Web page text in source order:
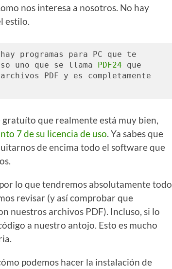
nos interesa a nosotros. No hay
estilo.
programas para PC que te
uno que se llama
PDF24 que
PDF y es completamente
que realmente está muy bien,
7 de su licencia de uso. Ya sabes que
de encima todo el software que
lo que tendremos absolutamente todo
revisar (y así comprobar que
nuestros archivos PDF). Incluso, si lo
a nuestro antojo. Esto es mucho
podemos hacer la instalación de